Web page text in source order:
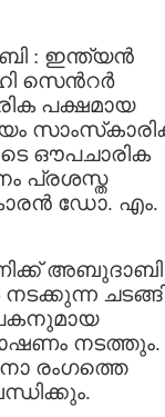
: ഇന്ത്യന്‍
സെന്‍റര്‍
പക്ഷമായ
ഔപചാരിക
പ്രശസ്ത
ഡോ. എം.
അബുദാബി
നടത്തും.
രംഗത്തെ